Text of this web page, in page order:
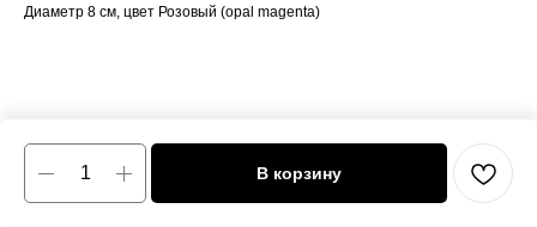
В корзину
Диаметр 8 см, цвет Розовый (opal magenta)